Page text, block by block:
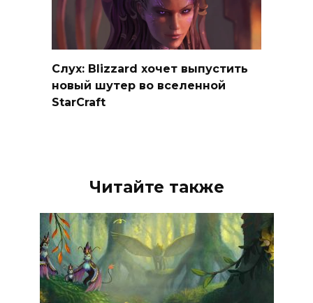
Слух: Blizzard хочет выпустить
новый шутер во вселенной
StarCraft
Читайте также